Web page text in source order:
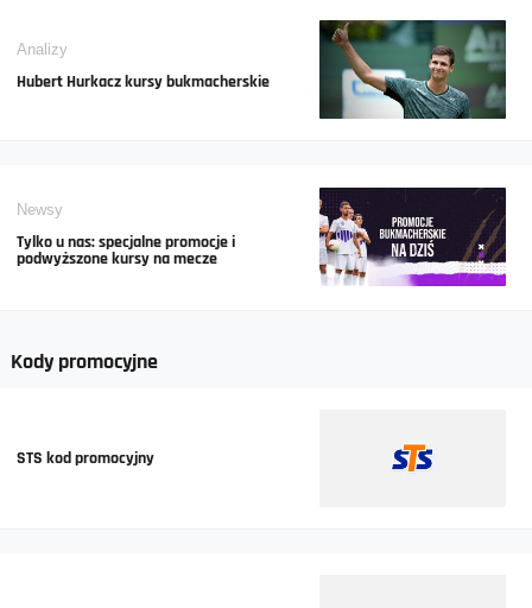
Analizy
Hubert Hurkacz kursy bukmacherskie
Newsy
Tylko u nas: specjalne promocje i
podwyższone kursy na mecze
Kody promocyjne
STS kod promocyjny